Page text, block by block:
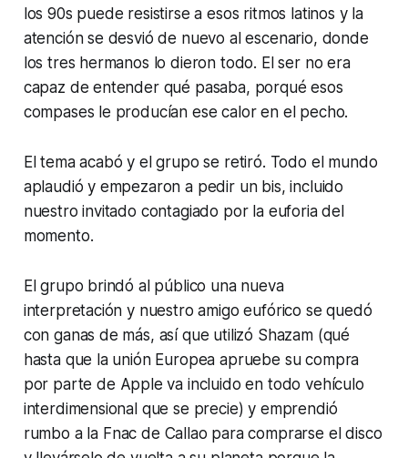
los90s puede resistirse a esos ritmos latinos y la
atención se desvió de nuevo al escenario, donde
los tres hermanos lo dieron todo. El ser no era
capaz de entender qué pasaba, porqué esos
compases le producían ese calor en el pecho.
El tema acabó y el grupo se retiró. Todo el mundo
aplaudió y empezaron a pedir un bis, incluido
nuestro invitado contagiado por la euforia del
momento.
El grupo brindó al público una nueva
interpretación y nuestro amigo eufórico se quedó
con ganas de más, así que utilizó Shazam(qué
hasta que la unión Europea apruebe su compra
por parte de Apple va incluido en todo vehículo
interdimensional que se precie) y emprendió
rumbo a la Fnac de Callao para comprarse el disco